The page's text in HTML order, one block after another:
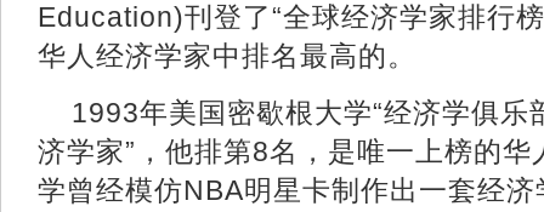
Education)刊登了“全球经济学家排行
华人经济学家中排名最高的。
1993年美国密歇根大学“经济学俱乐
济学家”，他排第8名，是唯一上榜的
学曾经模仿NBA明星卡制作出一套经